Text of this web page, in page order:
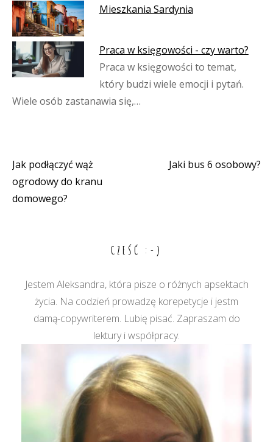
Mieszkania Sardynia
Praca w księgowości - czy warto?
Praca w księgowości to temat,
który budzi wiele emocji i pytań.
Wiele osób zastanawia się,…
Nawigacja
wpisu
Jak podłączyć wąż
ogrodowy do kranu
domowego?
Jaki bus 6 osobowy?
CZEŚĆ :-)
Jestem Aleksandra, która pisze o różnych apsektach
życia. Na codzień prowadzę korepetycje i jestm
damą-copywriterem. Lubię pisać. Zapraszam do
lektury i współpracy.